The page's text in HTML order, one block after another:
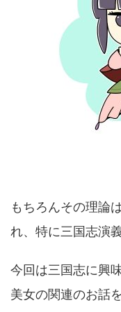
もちろんその理論
れ、特に三国志演
今回は三国志に興
美女の関連のお話